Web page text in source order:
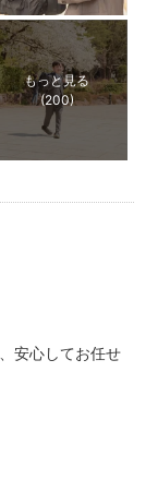
ュール調整を
いております。
ださい。
。
バックパックを
アで子供の活き
心にシャッタ
活動を開始。
もっと見る
(200)
安心してお任せ
影が難しそうと
り、納品データ